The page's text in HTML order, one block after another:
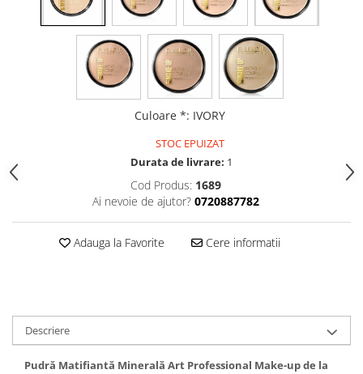
Gel fixare sprancene
Gel/tus sprancene
Mascara (rimel) sprancene
Vopsea sprancene
Culoare *: IVORY
STOC EPUIZAT
Durata de livrare: 1
Cod Produs: 1689
Ai nevoie de ajutor? 0720887782
Adauga la Favorite Cere informatii
Descriere
Pudră Matifiantă Minerală Art Professional Make-up de la